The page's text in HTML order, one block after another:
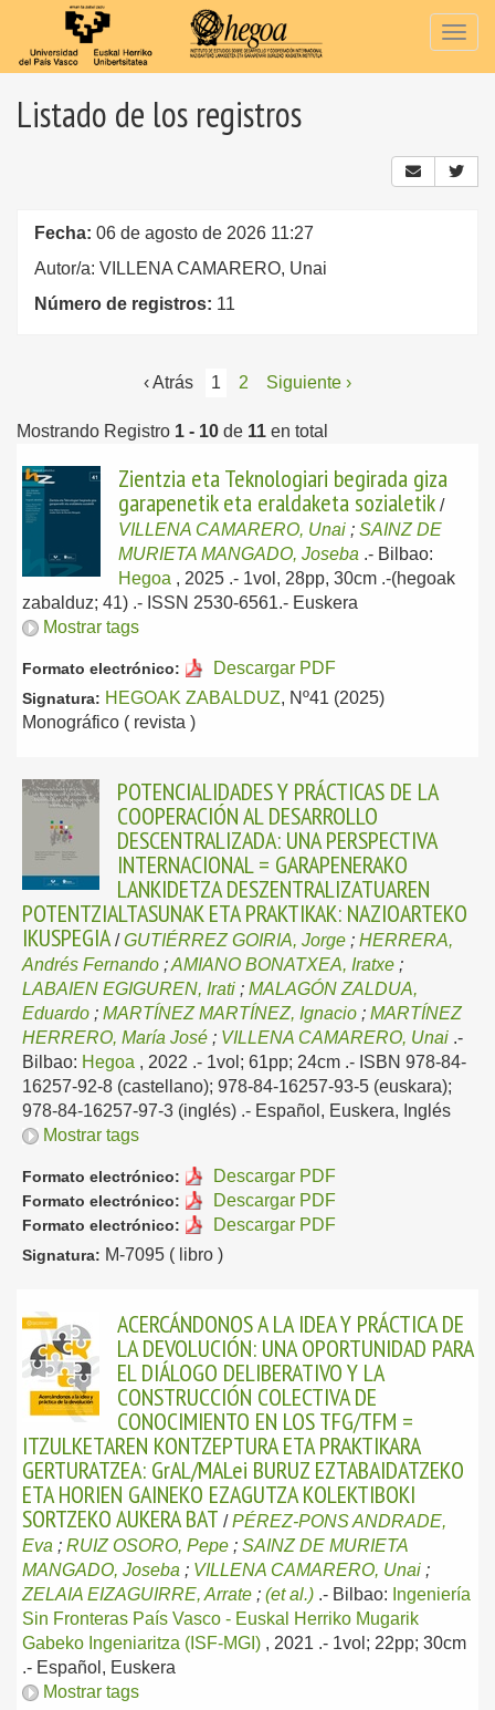
Listado de los registros
Fecha: 06 de agosto de 2026 11:27
Autor/a: VILLENA CAMARERO, Unai
Número de registros: 11
‹ Atrás 1 2 Siguiente ›
Mostrando Registro 1 - 10 de 11 en total
Zientzia eta Teknologiari begirada giza
garapenetik eta eraldaketa sozialetik /
VILLENA CAMARERO, Unai ; SAINZ DE
MURIETA MANGADO, Joseba .- Bilbao:
Hegoa , 2025 .- 1vol, 28pp, 30cm .-(hegoak
zabalduz; 41) .- ISSN 2530-6561.- Euskera
Mostrar tags
Formato electrónico: Descargar PDF
Signatura: HEGOAK ZABALDUZ, Nº41 (2025)
Monográfico ( revista )
POTENCIALIDADES Y PRÁCTICAS DE LA
COOPERACIÓN AL DESARROLLO
DESCENTRALIZADA: UNA PERSPECTIVA
INTERNACIONAL = GARAPENERAKO
LANKIDETZA DESZENTRALIZATUAREN
POTENTZIALTASUNAK ETA PRAKTIKAK: NAZIOARTEKO
IKUSPEGIA /GUTIÉRREZ GOIRIA, Jorge ; HERRERA,
Andrés Fernando ;AMIANO BONATXEA, Iratxe ;
LABAIEN EGIGUREN, Irati ; MALAGÓN ZALDUA,
Eduardo ; MARTÍNEZ MARTÍNEZ, Ignacio ; MARTÍNEZ
HERRERO, María José ; VILLENA CAMARERO, Unai .-
Bilbao: Hegoa , 2022 .- 1vol; 61pp; 24cm .- ISBN 978-84-
16257-92-8 (castellano); 978-84-16257-93-5 (euskara);
978-84-16257-97-3 (inglés) .- Español, Euskera, Inglés
Mostrar tags
Formato electrónico: Descargar PDF
Formato electrónico: Descargar PDF
Formato electrónico: Descargar PDF
Signatura: M-7095 ( libro )
ACERCÁNDONOS A LA IDEA Y PRÁCTICA DE
LA DEVOLUCIÓN: UNA OPORTUNIDAD PARA
EL DIÁLOGO DELIBERATIVO Y LA
CONSTRUCCIÓN COLECTIVA DE
CONOCIMIENTO EN LOS TFG/TFM =
ITZULKETAREN KONTZEPTURA ETA PRAKTIKARA
GERTURATZEA: GrAL/MALei BURUZ EZTABAIDATZEKO
ETA HORIEN GAINEKO EZAGUTZA KOLEKTIBOKI
SORTZEKO AUKERA BAT /PÉREZ-PONS ANDRADE,
Eva ; RUIZ OSORO, Pepe ; SAINZ DE MURIETA
MANGADO, Joseba ; VILLENA CAMARERO, Unai ;
ZELAIA EIZAGUIRRE, Arrate ; (et al.) .- Bilbao: Ingeniería
Sin Fronteras País Vasco - Euskal Herriko Mugarik
Gabeko Ingeniaritza (ISF-MGI) , 2021 .- 1vol; 22pp; 30cm
.- Español, Euskera
Mostrar tags